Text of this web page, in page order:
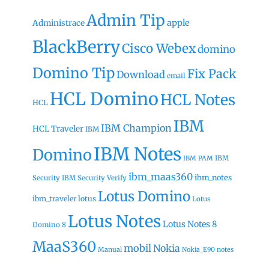
AdministraceAdmin Tip apple
BlackBerryCisco Webexdomino
Domino TipDownload email Fix Pack
HCL HCL DominoHCL Notes
HCL Traveler IBM IBM Champion IBM
DominoIBM Notes IBM PAM IBM
Security IBM Security Verify ibm_maas360ibm_notes
ibm_traveler lotus Lotus Domino Lotus
Domino 8 Lotus Notes Lotus Notes 8
MaaS360 Manual mobilNokia Nokia_E90 notes